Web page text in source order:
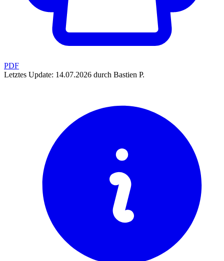
PDF
Letztes Update: 14.07.2026 durch Bastien P.